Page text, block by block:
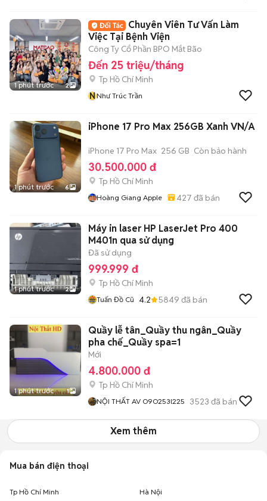
1 phút trước 2
Chuyên Viên Tư Vấn Làm
Việc Tại Bệnh Viện
Công Ty Cổ Phần BPO Mắt Bão
Đến 25 triệu/tháng
Tp Hồ Chí Minh
NNhư Trúc Trần
1 phút trước 6
iPhone 17 Pro Max 256GB Xanh VN/A
iPhone 17 Pro Max 256 GB Còn bảo hành
30.500.000 đ
Tp Hồ Chí Minh
Hoàng Giang Apple 427 đã bán
1 phút trước 2
Máy in laser HP LaserJet Pro 400
M401n qua sử dụng
Đã sử dụng
999.999 đ
Tp Hồ Chí Minh
Tuấn Đồ Cũ 4.2 5849 đã bán
1 phút trước 1
Quầy lễ tân_Quầy thu ngân_Quầy
pha chế_Quầy spa=1
Mới
4.800.000 đ
Tp Hồ Chí Minh
NỘI THẤT AV O9O253l225 3523 đã bán
Xem thêm
Mua bán điện thoại
Tp Hồ Chí Minh Hà Nội